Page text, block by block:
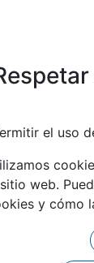
el uso
sitio web.
y cómo